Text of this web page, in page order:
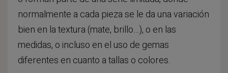
normalmente a cada pieza se le da una variación
bien en la textura (mate, brillo…), o en las
medidas, o incluso en el uso de gemas
diferentes en cuanto a tallas o colores.